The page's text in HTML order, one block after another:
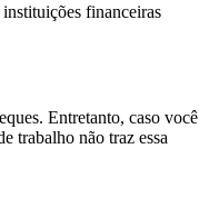
financeiras
Entretanto, caso você
trabalho não traz essa